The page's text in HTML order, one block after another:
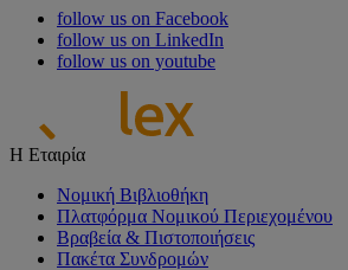
follow us on Facebook
follow us on LinkedIn
follow us on youtube
Η Εταιρία
Νομική Βιβλιοθήκη
Πλατφόρμα Νομικού Περιεχομένου
Βραβεία & Πιστοποιήσεις
Πακέτα Συνδρομών